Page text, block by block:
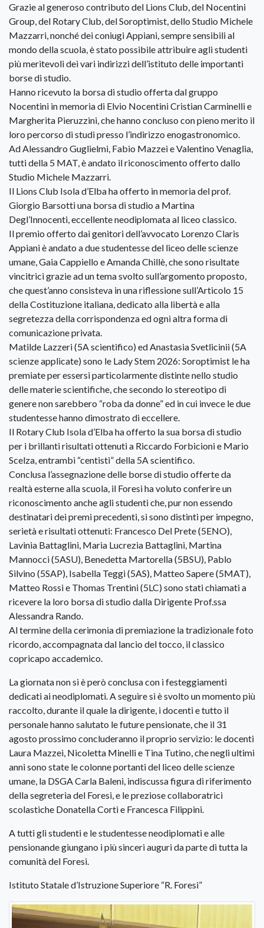
Grazie al generoso contributo del Lions Club, del Nocentini
Group, del Rotary Club, del Soroptimist, dello Studio Michele
Mazzarri, nonché dei coniugi Appiani, sempre sensibili al
mondo della scuola, è stato possibile attribuire agli studenti
più meritevoli dei vari indirizzi dell’istituto delle importanti
borse di studio.
Hanno ricevuto la borsa di studio offerta dal gruppo
Nocentini in memoria di Elvio Nocentini Cristian Carminelli e
Margherita Pieruzzini, che hanno concluso con pieno merito il
loro percorso di studi presso l’indirizzo enogastronomico.
Ad Alessandro Guglielmi, Fabio Mazzei e Valentino Venaglia,
tutti della 5 MAT, è andato il riconoscimento offerto dallo
Studio Michele Mazzarri.
Il Lions Club Isola d’Elba ha offerto in memoria del prof.
Giorgio Barsotti una borsa di studio a Martina
Degl’Innocenti, eccellente neodiplomata al liceo classico.
Il premio offerto dai genitori dell’avvocato Lorenzo Claris
Appiani è andato a due studentesse del liceo delle scienze
umane, Gaia Cappiello e Amanda Chillè, che sono risultate
vincitrici grazie ad un tema svolto sull’argomento proposto,
che quest’anno consisteva in una riflessione sull’Articolo 15
della Costituzione italiana, dedicato alla libertà e alla
segretezza della corrispondenza ed ogni altra forma di
comunicazione privata.
Matilde Lazzeri (5A scientifico) ed Anastasia Svetlicinii (5A
scienze applicate) sono le Lady Stem 2026: Soroptimist le ha
premiate per essersi particolarmente distinte nello studio
delle materie scientifiche, che secondo lo stereotipo di
genere non sarebbero “roba da donne” ed in cui invece le due
studentesse hanno dimostrato di eccellere.
Il Rotary Club Isola d’Elba ha offerto la sua borsa di studio
per i brillanti risultati ottenuti a Riccardo Forbicioni e Mario
Scelza, entrambi “centisti” della 5A scientifico.
Conclusa l’assegnazione delle borse di studio offerte da
realtà esterne alla scuola, il Foresi ha voluto conferire un
riconoscimento anche agli studenti che, pur non essendo
destinatari dei premi precedenti, si sono distinti per impegno,
serietà e risultati ottenuti: Francesco Del Prete (5ENO),
Lavinia Battaglini, Maria Lucrezia Battaglini, Martina
Mannocci (5ASU), Benedetta Martorella (5BSU), Pablo
Silvino (5SAP), Isabella Teggi (5AS), Matteo Sapere (5MAT),
Matteo Rossi e Thomas Trentini (5LC) sono stati chiamati a
ricevere la loro borsa di studio dalla Dirigente Prof.ssa
Alessandra Rando.
Al termine della cerimonia di premiazione la tradizionale foto
ricordo, accompagnata dal lancio del tocco, il classico
copricapo accademico.
La giornata non si è però conclusa con i festeggiamenti
dedicati ai neodiplomati. A seguire si è svolto un momento più
raccolto, durante il quale la dirigente, i docenti e tutto il
personale hanno salutato le future pensionate, che il 31
agosto prossimo concluderanno il proprio servizio: le docenti
Laura Mazzei, Nicoletta Minelli e Tina Tutino, che negli ultimi
anni sono state le colonne portanti del liceo delle scienze
umane, la DSGA Carla Baleni, indiscussa figura di riferimento
della segreteria del Foresi, e le preziose collaboratrici
scolastiche Donatella Corti e Francesca Filippini.
A tutti gli studenti e le studentesse neodiplomati e alle
pensionande giungano i più sinceri auguri da parte di tutta la
comunità del Foresi.
Istituto Statale d’Istruzione Superiore “R. Foresi”